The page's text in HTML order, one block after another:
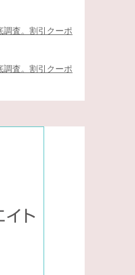
調査。割引クーポ
調査。割引クーポ